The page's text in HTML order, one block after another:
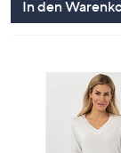
In den